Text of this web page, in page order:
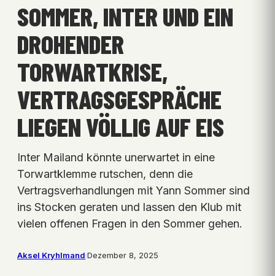
SOMMER, INTER UND EIN
DROHENDER
TORWARTKRISE,
VERTRAGSGESPRÄCHE
LIEGEN VÖLLIG AUF EIS
Inter Mailand könnte unerwartet in eine
Torwartklemme rutschen, denn die
Vertragsverhandlungen mit Yann Sommer sind
ins Stocken geraten und lassen den Klub mit
vielen offenen Fragen in den Sommer gehen.
Aksel Kryhlmand·Dezember 8, 2025